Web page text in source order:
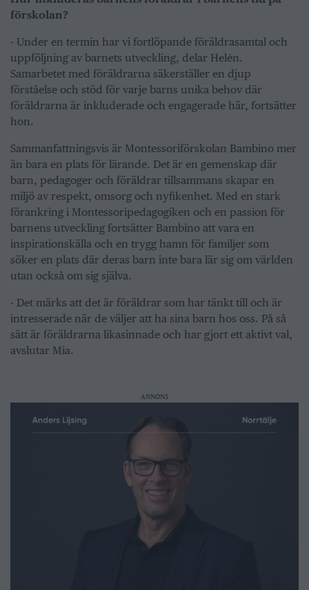
förskolan?
- Under en termin har vi fortlöpande föräldrasamtal och
uppföljning av barnets utveckling, delar Helén.
Samarbetet med föräldrarna säkerställer en djup
förståelse och stöd för varje barns unika behov där
föräldrarna är inkluderade och engagerade här, fortsätter
hon.
Sammanfattningsvis är Montessoriförskolan Bambino mer
än bara en plats för lärande. Det är en gemenskap där
barn, pedagoger och föräldrar tillsammans skapar en
miljö av respekt, omsorg och nyfikenhet. Med en stark
förankring i Montessoripedagogiken och en passion för
barnens utveckling fortsätter Bambino att vara en
inspirationskälla och en trygg hamn för familjer som
söker en plats där deras barn inte bara lär sig om världen
utan också om sig själva.
- Det märks att det är föräldrar som har tänkt till och är
intresserade när de väljer att ha sina barn hos oss. På så
sätt är föräldrarna likasinnade och har gjort ett aktivt val,
avslutar Mia.
ANNONS